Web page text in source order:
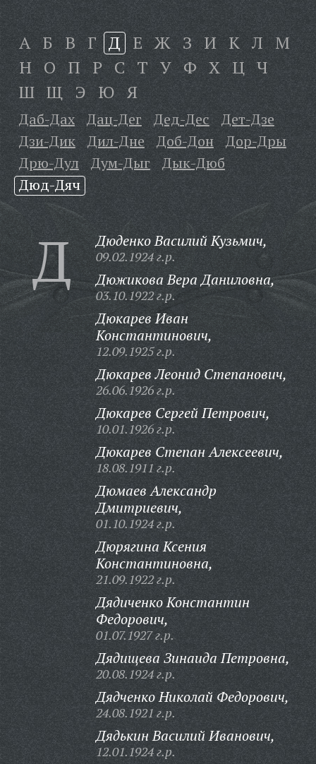
А Б В Г Д Е Ж З И К Л М
Н О П Р С Т У Ф Х Ц Ч
Ш Щ Э Ю Я
Даб-Дах Дац-Дег Дед-Дес
Дет-Дзе
Дзи-Дик
Дил-Дне Доб-Дон
Дор-Дры
Дрю-Дул
Дум-Дыг
Дык-Дюб
Дюд-Дяч
Д Дюденко Василий Кузьмич,
09.02.1924 г.р.
Дюжикова Вера Даниловна,
03.10.1922 г.р.
Дюкарев Иван
Константинович,
12.09.1925 г.р.
Дюкарев Леонид Степанович,
26.06.1926 г.р.
Дюкарев Сергей Петрович,
10.01.1926 г.р.
Дюкарев Степан Алексеевич,
18.08.1911 г.р.
Дюмаев Александр
Дмитриевич,
01.10.1924 г.р.
Дюрягина Ксения
Константиновна,
21.09.1922 г.р.
Дядиченко Константин
Федорович,
01.07.1927 г.р.
Дядищева Зинаида Петровна,
20.08.1924 г.р.
Дядченко Николай Федорович,
24.08.1921 г.р.
Дядькин Василий Иванович,
12.01.1924 г.р.